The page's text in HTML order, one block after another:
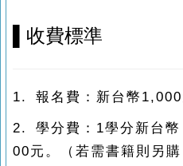
收費標準
1. 報名費：新台幣1,000
2. 學分費：1學分新台
00元。（若需書籍則另購